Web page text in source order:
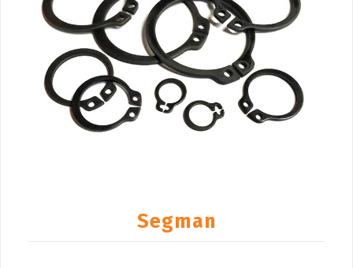
Segman